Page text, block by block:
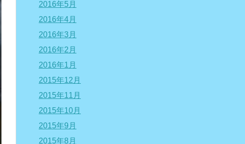
2016年5月
2016年4月
2016年3月
2016年2月
2016年1月
2015年12月
2015年11月
2015年10月
2015年9月
2015年8月